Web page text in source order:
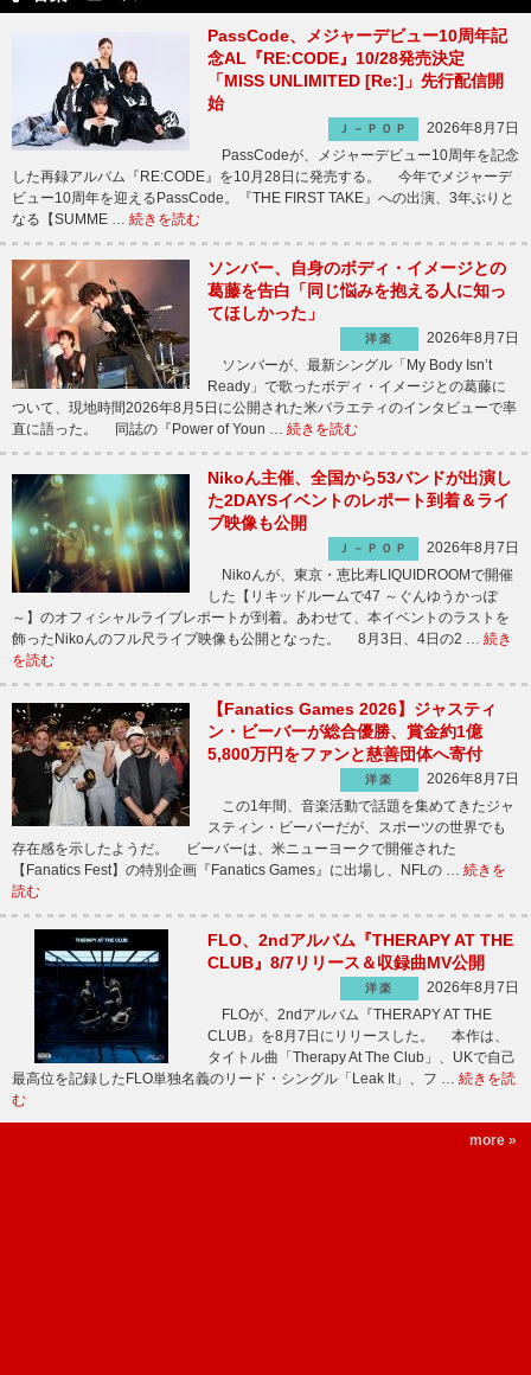
PassCode、メジャーデビュー10周年記
念AL『RE:CODE』10/28発売決定
「MISS UNLIMITED [Re:]」先行配信開
始
Ｊ－ＰＯＰ
2026年8月7日
PassCodeが、メジャーデビュー10周年を記念
した再録アルバム『RE:CODE』を10月28日に発売する。 今年でメジャーデ
ビュー10周年を迎えるPassCode。『THE FIRST TAKE』への出演、3年ぶりと
なる【SUMME … 続きを読む
ソンバー、自身のボディ・イメージとの
葛藤を告白「同じ悩みを抱える人に知っ
てほしかった」
洋楽
2026年8月7日
ソンバーが、最新シングル「My Body Isn’t
Ready」で歌ったボディ・イメージとの葛藤に
ついて、現地時間2026年8月5日に公開された米バラエティのインタビューで率
直に語った。 同誌の『Power of Youn … 続きを読む
Nikoん主催、全国から53バンドが出演し
た2DAYSイベントのレポート到着＆ライ
ブ映像も公開
Ｊ－ＰＯＰ
2026年8月7日
Nikoんが、東京・恵比寿LIQUIDROOMで開催
した【リキッドルームで47 ～ぐんゆうかっぽ
～】のオフィシャルライブレポートが到着。あわせて、本イベントのラストを
飾ったNikoんのフル尺ライブ映像も公開となった。 8月3日、4日の2 … 続き
を読む
【Fanatics Games 2026】ジャスティ
ン・ビーバーが総合優勝、賞金約1億
5,800万円をファンと慈善団体へ寄付
洋楽
2026年8月7日
この1年間、音楽活動で話題を集めてきたジャ
スティン・ビーバーだが、スポーツの世界でも
存在感を示したようだ。 ビーバーは、米ニューヨークで開催された
【Fanatics Fest】の特別企画『Fanatics Games』に出場し、NFLの … 続きを
読む
FLO、2ndアルバム『THERAPY AT THE
CLUB』8/7リリース＆収録曲MV公開
洋楽
2026年8月7日
FLOが、2ndアルバム『THERAPY AT THE
CLUB』を8月7日にリリースした。 本作は、
タイトル曲「Therapy At The Club」、UKで自己
最高位を記録したFLO単独名義のリード・シングル「Leak It」、フ … 続きを読
む
more »